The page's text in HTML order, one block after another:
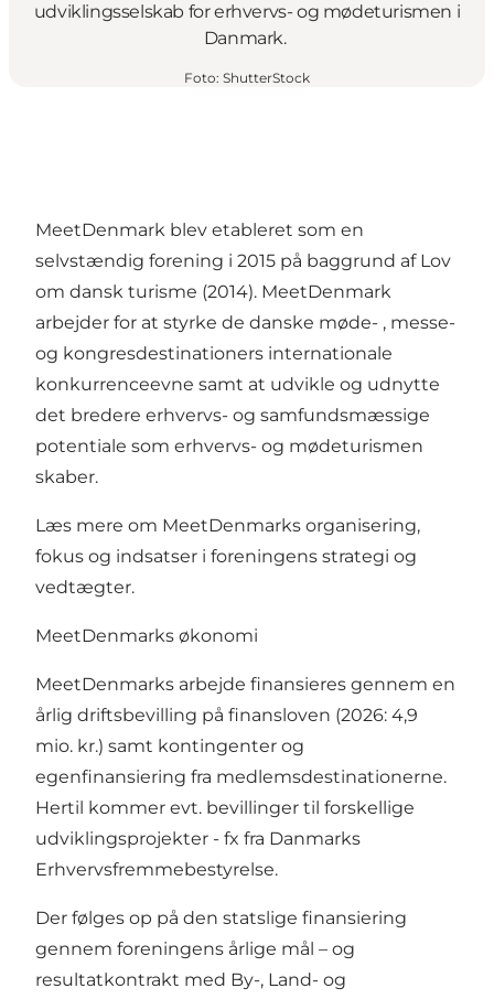
udviklingsselskab for erhvervs- og mødeturismen i
Danmark.
Foto: ShutterStock
MeetDenmark blev etableret som en
selvstændig forening i 2015 på baggrund af Lov
om dansk turisme (2014). MeetDenmark
arbejder for at styrke de danske møde- , messe-
og kongresdestinationers internationale
konkurrenceevne samt at udvikle og udnytte
det bredere erhvervs- og samfundsmæssige
potentiale som erhvervs- og mødeturismen
skaber.
Læs mere om MeetDenmarks organisering,
fokus og indsatser i foreningens strategi og
vedtægter.
MeetDenmarks økonomi
MeetDenmarks arbejde finansieres gennem en
årlig driftsbevilling på finansloven (2026: 4,9
mio. kr.) samt kontingenter og
egenfinansiering fra medlemsdestinationerne.
Hertil kommer evt. bevillinger til forskellige
udviklingsprojekter - fx fra Danmarks
Erhvervsfremmebestyrelse.
Der følges op på den statslige finansiering
gennem foreningens årlige mål – og
resultatkontrakt med By-, Land- og